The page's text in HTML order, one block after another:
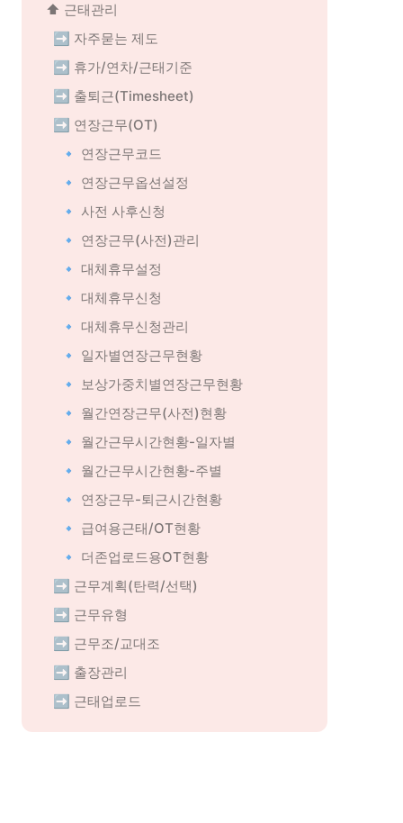
⬆️ 근태관리
➡️ 자주묻는 제도
➡️ 휴가/연차/근태기준
➡️ 출퇴근(Timesheet)
➡️ 연장근무(OT)
🔹 연장근무코드
🔹 연장근무옵션설정
🔹 사전 사후신청
🔹 연장근무(사전)관리
🔹 대체휴무설정
🔹 대체휴무신청
🔹 대체휴무신청관리
🔹 일자별연장근무현황
🔹 보상가중치별연장근무현황
🔹 월간연장근무(사전)현황
🔹 월간근무시간현황-일자별
🔹 월간근무시간현황-주별
🔹 연장근무-퇴근시간현황
🔹 급여용근태/OT현황
🔹 더존업로드용OT현황
➡️ 근무계획(탄력/선택)
➡️ 근무유형
➡️ 근무조/교대조
➡️ 출장관리
➡️ 근태업로드